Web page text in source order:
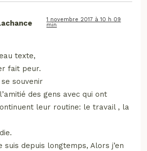
1 novembre 2017 à 10 h 09
min
texte,
fait peur.
souvenir
des gens avec qui ont
leur routine: le travail , la
suis depuis longtemps, Alors j’en